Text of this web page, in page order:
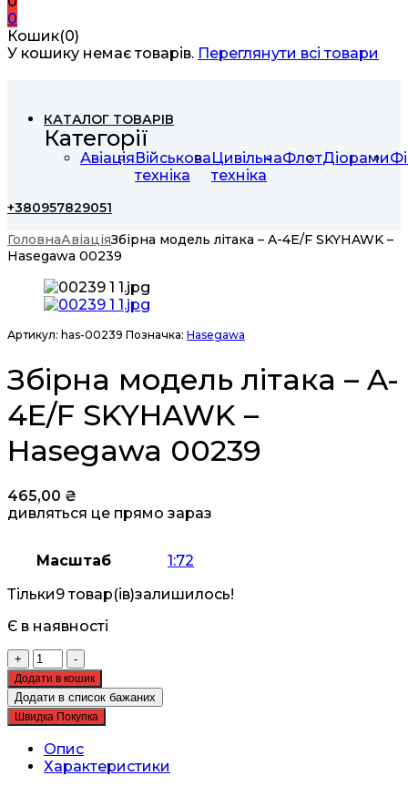
0
Кошик(0)
У кошику немає товарів. Переглянути всі товари
КАТАЛОГ ТОВАРІВ
Категорії
Авіація Військова
техніка
Цивільна
техніка
ФлотДіорами
+380957829051
ГоловнаАвіаціяЗбірна модель літака – A-4E/F SKYHAWK –
Hasegawa 00239
Артикул: has-00239 Позначка: Hasegawa
Збірна модель літака – A-
4E/F SKYHAWK –
Hasegawa 00239
465,00 ₴
дивляться це прямо зараз
Масштаб
1:72
Тільки9 товар(ів)залишилось!
Є в наявності
+
Збірна
модель
літака
-
A-
4E/F
SKYHAWK
-
Додати в кошик
Додати в список бажаних
Швидка Покупка
Опис
Характеристики